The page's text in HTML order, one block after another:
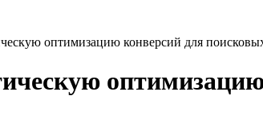
оптимизацию конверсий для